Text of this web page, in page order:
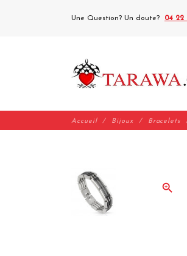
Une Question? Un doute? 04 22
Accueil Bijoux Bracelets
zoom_in